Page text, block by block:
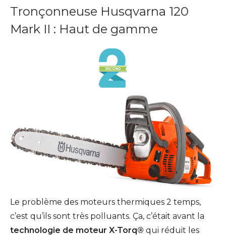
Tronçonneuse Husqvarna 120
Mark II : Haut de gamme
Le problème des moteurs thermiques 2 temps,
c’est qu’ils sont très polluants. Ça, c’était avant la
technologie de moteur X-Torq® qui réduit les